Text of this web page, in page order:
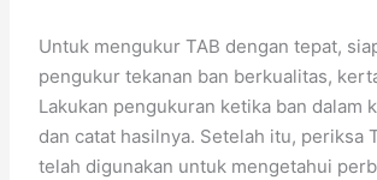
Untuk mengukur TAB dengan tepat,
pengukur tekanan ban berkualitas,
Lakukan pengukuran ketika ban dalam
dan catat hasilnya. Setelah itu, periksa
telah digunakan untuk mengetahui